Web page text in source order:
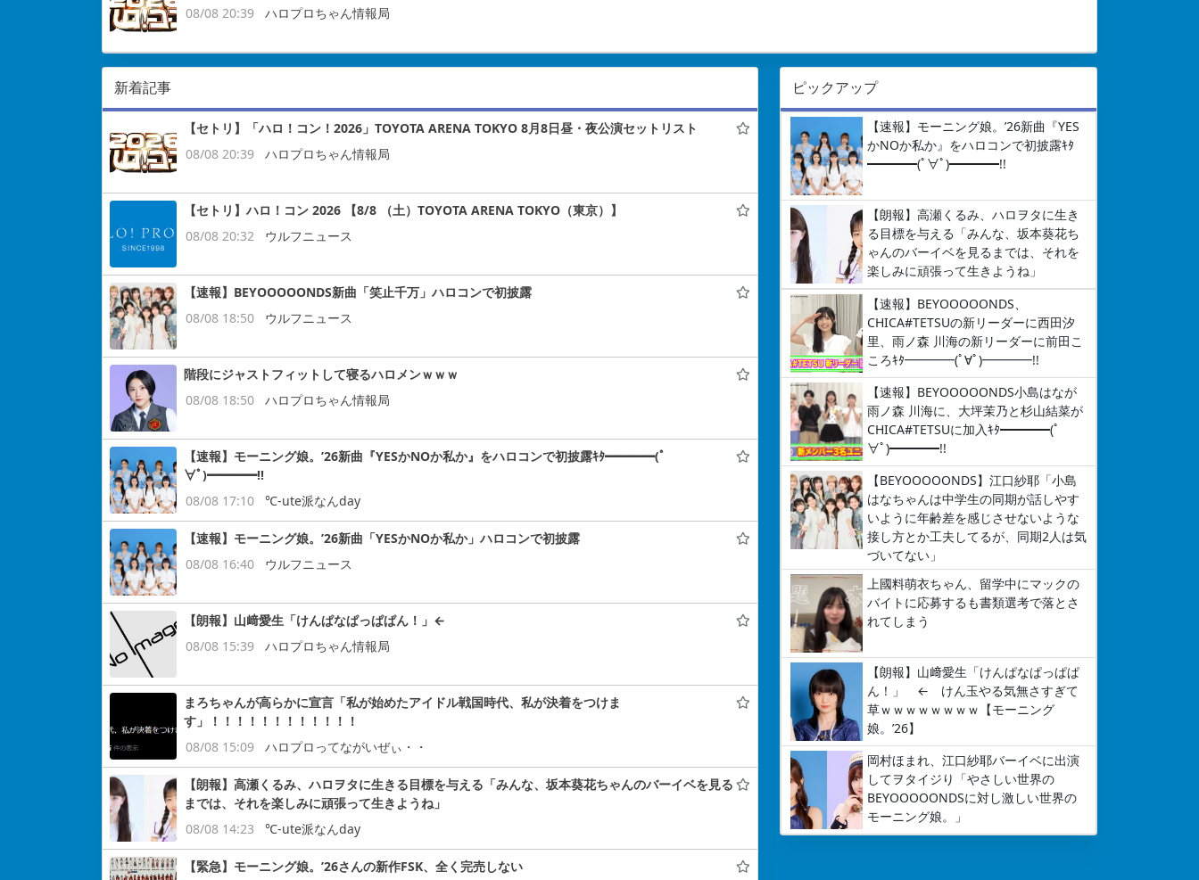
08/08 20:39 ハロプロちゃん情報局
ピックアップ
【速報】モーニング娘。’26新曲『YES
かNOか私か』をハロコンで初披露ｷﾀ
━━━━(ﾟ∀ﾟ)━━━━!!
【朗報】高瀬くるみ、ハロヲタに生き
る目標を与える「みんな、坂本葵花ち
ゃんのバーイベを見るまでは、それを
楽しみに頑張って生きようね」
【速報】BEYOOOOONDS、
CHICA#TETSUの新リーダーに西田汐
里、雨ノ森 川海の新リーダーに前田こ
ころｷﾀ━━━━(ﾟ∀ﾟ)━━━━!!
【速報】BEYOOOOONDS小島はなが
雨ノ森 川海に、大坪茉乃と杉山結菜が
CHICA#TETSUに加入ｷﾀ━━━━(ﾟ
∀ﾟ)━━━━!!
【BEYOOOOONDS】江口紗耶「小島
はなちゃんは中学生の同期が話しやす
いように年齢差を感じさせないような
接し方とか工夫してるが、同期2人は気
づいてない」
上國料萌衣ちゃん、留学中にマックの
バイトに応募するも書類選考で落とさ
れてしまう
【朗報】山﨑愛生「けんぱなぱっぱぱ
ん！」 ← けん玉やる気無さすぎて
草ｗｗｗｗｗｗｗｗ【モーニング
娘。’26】
岡村ほまれ、江口紗耶バーイベに出演
してヲタイジり「やさしい世界の
BEYOOOOONDSに対し激しい世界の
モーニング娘。」
新着記事
【セトリ】「ハロ！コン！2026」TOYOTA ARENA TOKYO 8月8日昼・夜公演セットリスト
08/08 20:39
ハロプロちゃん情報局
【セトリ】ハロ！コン 2026 【8/8 （土）TOYOTA ARENA TOKYO（東京）】
08/08 20:32
ウルフニュース
【速報】BEYOOOOONDS新曲「笑止千万」ハロコンで初披露
08/08 18:50
ウルフニュース
階段にジャストフィットして寝るハロメンｗｗｗ
08/08 18:50
ハロプロちゃん情報局
【速報】モーニング娘。’26新曲『YESかNOか私か』をハロコンで初披露ｷﾀ━━━━(ﾟ
∀ﾟ)━━━━!!
08/08 17:10
℃-ute派なんday
【速報】モーニング娘。’26新曲「YESかNOか私か」ハロコンで初披露
08/08 16:40
ウルフニュース
【朗報】山﨑愛生「けんぱなぱっぱぱん！」←
08/08 15:39
ハロプロちゃん情報局
まろちゃんが高らかに宣言「私が始めたアイドル戦国時代、私が決着をつけま
す」！！！！！！！！！！！！
08/08 15:09
ハロプロってながいぜぃ・・
【朗報】高瀬くるみ、ハロヲタに生きる目標を与える「みんな、坂本葵花ちゃんのバーイベを見る
までは、それを楽しみに頑張って生きようね」
08/08 14:23
℃-ute派なんday
【緊急】モーニング娘。’26さんの新作FSK、全く完売しない